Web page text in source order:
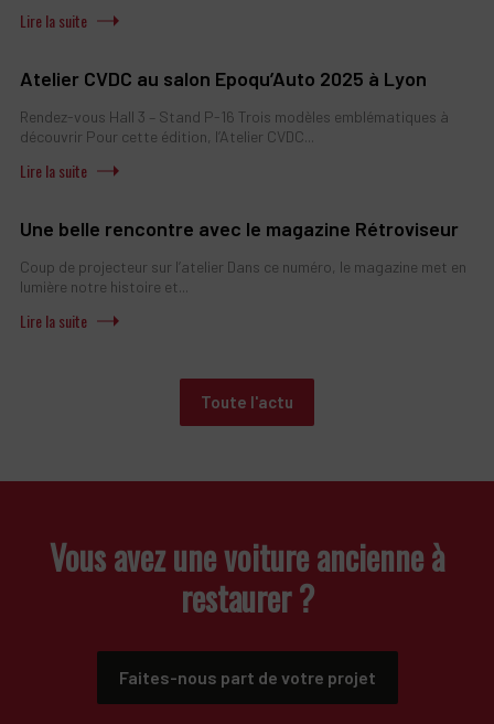
Atelier CVDC au salon Epoqu’Auto 2025 à Lyon
Rendez-vous Hall 3 – Stand P-16 Trois modèles emblématiques à
découvrir Pour cette édition, l’Atelier CVDC...
Une belle rencontre avec le magazine Rétroviseur
Coup de projecteur sur l’atelier Dans ce numéro, le magazine met en
lumière notre histoire et...
Toute l'actu
Vous avez une voiture ancienne à
restaurer ?
Faites-nous part de votre projet